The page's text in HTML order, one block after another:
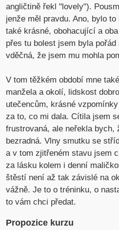
angličtině řekl "lovely").
jenže měl pravdu. Ano, bylo
také krásné, obohacující a oba
přes tu bolest jsem byla
vděčná, že jsem mu mohla
V tom těžkém období mne
manžela a okolí, lidskost
utečencům, krásné
za to, co mi dala. Cítila jsem
frustrovaná, ale neřekla bych,
bezradná. Vlny smutku se
a v tom zjitřeném stavu jsem
za lásku kolem i denní
štěstí není až tak závislé na
vážně. Je to o tréninku, o
to vám chci předat.
Propozice kurzu